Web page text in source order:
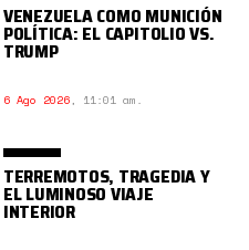
VENEZUELA COMO MUNICIÓN
POLÍTICA: EL CAPITOLIO VS.
TRUMP
6 Ago 2026, 11:01 am.
TERREMOTOS, TRAGEDIA Y
EL LUMINOSO VIAJE
INTERIOR